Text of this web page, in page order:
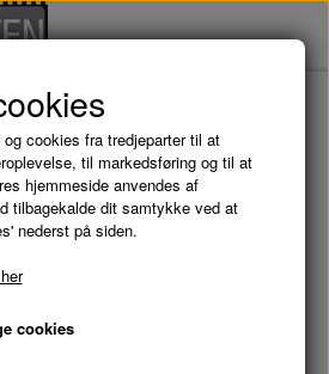
DET SKETE PÅ
cookies fra tredjeparter til at
til markedsføring og til at
hjemmeside anvendes af
tilbagekalde dit samtykke ved at
nederst på siden.
cookies